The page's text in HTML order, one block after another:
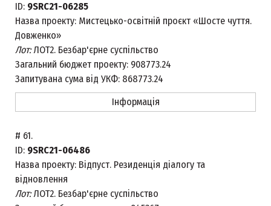
ID: 9SRC21-06285
Назва проекту: Мистецько-освітній проєкт «Шосте чуття.
Довженко»
Лот:ЛОТ2. Безбар'єрне суспільство
Загальний бюджет проекту: 908773.24
Запитувана сума від УКФ: 868773.24
Інформація
# 61.
ID: 9SRC21-06486
Назва проекту: Відпуст. Резиденція діалогу та
відновлення
Лот:ЛОТ2. Безбар'єрне суспільство